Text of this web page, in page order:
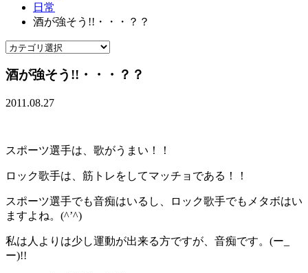
日常
酒が強そう!!・・・？？
酒が強そう!!・・・？？
2011.08.27
スポーツ選手は、歌がうまい！！
ロック歌手は、筋トレをしてマッチョである！！
スポーツ選手でも音痴はいるし、ロック歌手でもメタボはい
ますよね。(^’^)
私は人よりは少し運動が出来る方ですが、音痴です。(ー_
ー)!!